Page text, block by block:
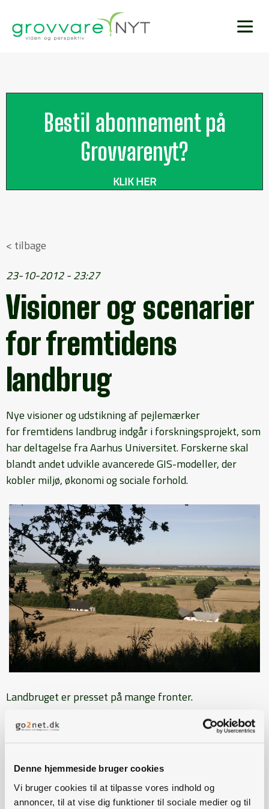
Denne hjemmeside bruger cookies
Vi bruger cookies til at tilpasse vores indhold og
annoncer, til at vise dig funktioner til sociale medier og til
Bestil abonnement på
Grovvarenyt?
KLIK HER
< tilbage
23-10-2012 - 23:27
Visioner og scenarier
for fremtidens
landbrug
Nye visioner og udstikning af pejlemærker
for fremtidens landbrug indgår i forskningsprojekt, som
har deltagelse fra Aarhus Universitet. Forskerne skal
blandt andet udvikle avancerede GIS-modeller, der
kobler miljø, økonomi og sociale forhold.
Landbruget er presset på mange fronter.
En økonomisk krise har hjemsøgt erhvervet de
senere år og tynget gældsposterne. Imens øges
er landmændene udset til en nøglerolle i
bestræbelserne på at sikre mere energi og mere mad til
en hastigt voksende befolkning.